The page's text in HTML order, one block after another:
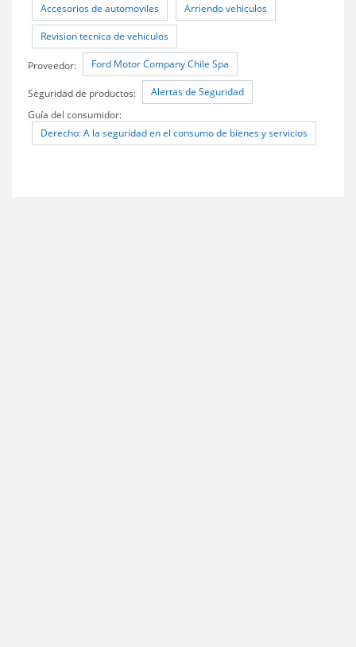
Accesorios de automoviles Arriendo vehiculos
Revision tecnica de vehiculos
Proveedor: Ford Motor Company Chile Spa
Seguridad de productos: Alertas de Seguridad
Guía del consumidor:
Derecho: A la seguridad en el consumo de bienes y servicios